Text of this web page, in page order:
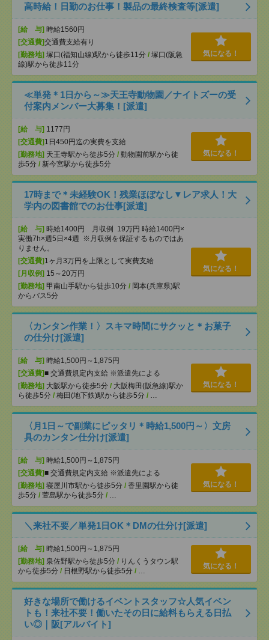
高時給！日勤のお仕事！製品の最終検査等[派遣]
[給 与] 時給1560円
[交通費]交通費支給有り
[勤務地] 塚口(福知山線)駅から徒歩11分 / 塚口(阪急
線)駅から徒歩11分
気になる！
≪単発＊1日から～≫天王寺動物園／ナイトズーの受
付案内メンバー大募集！[派遣]
[給 与] 1177円
[交通費] 1日450円迄の実費を支給
[勤務地] 天王寺駅から徒歩5分 / 動物園前駅から徒
歩5分 / 新今宮駅から徒歩5分
気になる！
17時まで＊未経験OK！残業ほぼなし▼レア求人！大
学内の図書館でのお仕事[派遣]
[給 与] 時給1400円 月収例 19万円 時給1400円×
実働7h×週5日×4週 ※月収例を保証するものではあ
りません。
[交通費] 1ヶ月3万円を上限として実費支給
[月収例] 15～20万円
[勤務地] 甲南山手駅から徒歩10分 / 岡本(兵庫県)駅
からバス5分
気になる！
〈カンタン作業！〉スキマ時間にサクッと＊お菓子
の仕分け[派遣]
[給 与] 時給1,500円～1,875円
[交通費]■ 交通費規定内支給 ※派遣先による
[勤務地] 大阪駅から徒歩5分 / 大阪梅田(阪急線)駅か
ら徒歩5分 / 梅田(地下鉄)駅から徒歩5分 / …
気になる！
〈月1日～で副業にピッタリ＊時給1,500円～〉文房
具のカンタン仕分け[派遣]
[給 与] 時給1,500円～1,875円
[交通費]■ 交通費規定内支給 ※派遣先による
[勤務地] 寝屋川市駅から徒歩5分 / 香里園駅から徒
歩5分 / 萱島駅から徒歩5分 / …
気になる！
＼来社不要／単発1日OK＊DMの仕分け[派遣]
[給 与] 時給1,500円～1,875円
[勤務地] 泉佐野駅から徒歩5分 / りんくうタウン駅
から徒歩5分 / 日根野駅から徒歩5分 / …
気になる！
好きな場所で働けるイベントスタッフ☆人気イベン
トも！来社不要！働いたその日に給料もらえる日払
い◎｜阪[アルバイト]